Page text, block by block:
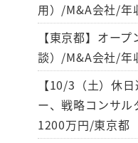
用）/M&A会社/年
【東京都】オー
談）/M&A会社/年
【10/3（土）休
ー、戦略コンサ
1200万円/東京都